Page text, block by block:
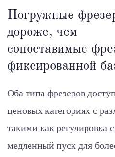
Погружные
дороже, чем
сопоставимые
фиксированной
Оба типа фрезеров
ценовых категориях с
такими как регулировка
медленный пуск для